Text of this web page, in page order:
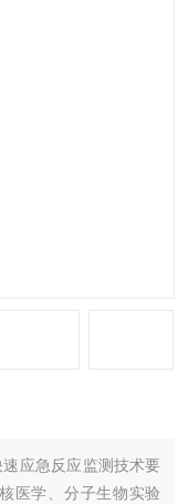
应急反应监测技术要
医学、分子生物实验